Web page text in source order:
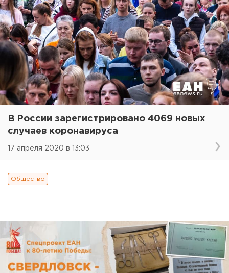
В России зарегистрировано 4069 новых
случаев коронавируса
17 апреля 2020 в 13:03
Общество